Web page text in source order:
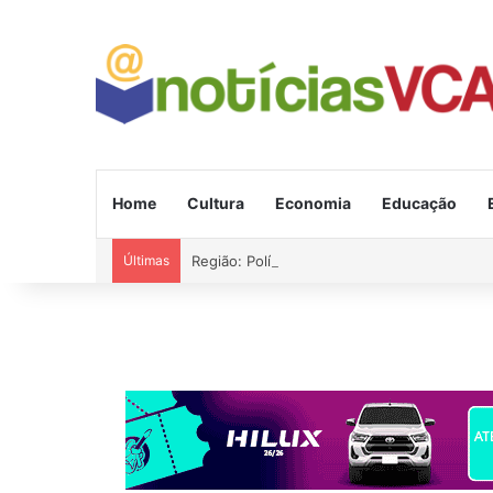
Home Cultura Economia Educação
Últimas Região: Polícia apreendeu mais de R$ 1